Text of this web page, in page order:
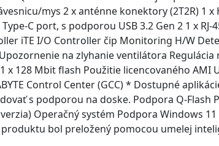
mys 2 x anténne konektory (2T2R) 1
C port, s podporou USB 3.2 Gen 2 1 x
iTE I/O Controller čip Monitoring H/W
na zlyhanie ventilátora
128 Mbit flash Použitie licencovaného AMI
Control Center (GCC) * Dostupné
s podporou na doske. Podpora Q-Flash
Operačný systém Podpora Windows
bol preložený pomocou umelej